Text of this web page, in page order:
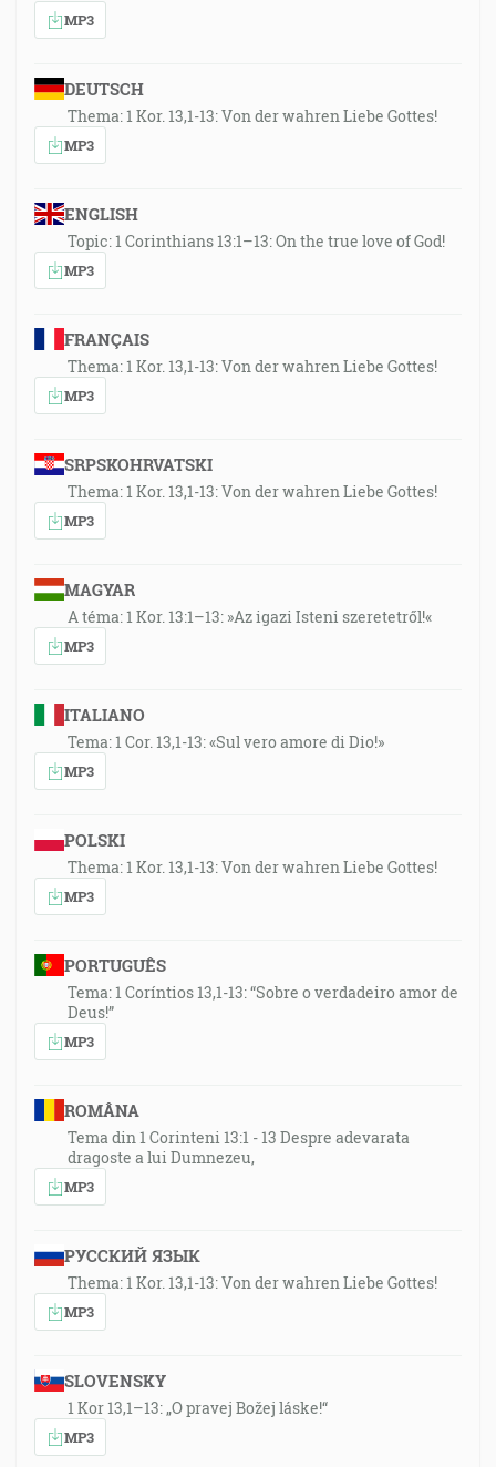
MP3
DEUTSCH
Thema: 1 Kor. 13,1-13: Von der wahren Liebe Gottes!
MP3
ENGLISH
Topic: 1 Corinthians 13:1–13: On the true love of God!
MP3
FRANÇAIS
Thema: 1 Kor. 13,1-13: Von der wahren Liebe Gottes!
MP3
SRPSKOHRVATSKI
Thema: 1 Kor. 13,1-13: Von der wahren Liebe Gottes!
MP3
MAGYAR
A téma: 1 Kor. 13:1–13: »Az igazi Isteni szeretetről!«
MP3
ITALIANO
Tema: 1 Cor. 13,1-13: «Sul vero amore di Dio!»
MP3
POLSKI
Thema: 1 Kor. 13,1-13: Von der wahren Liebe Gottes!
MP3
PORTUGUÊS
Tema: 1 Coríntios 13,1-13: “Sobre o verdadeiro amor de
Deus!”
MP3
ROMÂNA
Tema din 1 Corinteni 13:1 - 13 Despre adevarata
dragoste a lui Dumnezeu,
MP3
РУССКИЙ ЯЗЫК
Thema: 1 Kor. 13,1-13: Von der wahren Liebe Gottes!
MP3
SLOVENSKY
1 Kor 13,1–13: „O pravej Božej láske!“
MP3